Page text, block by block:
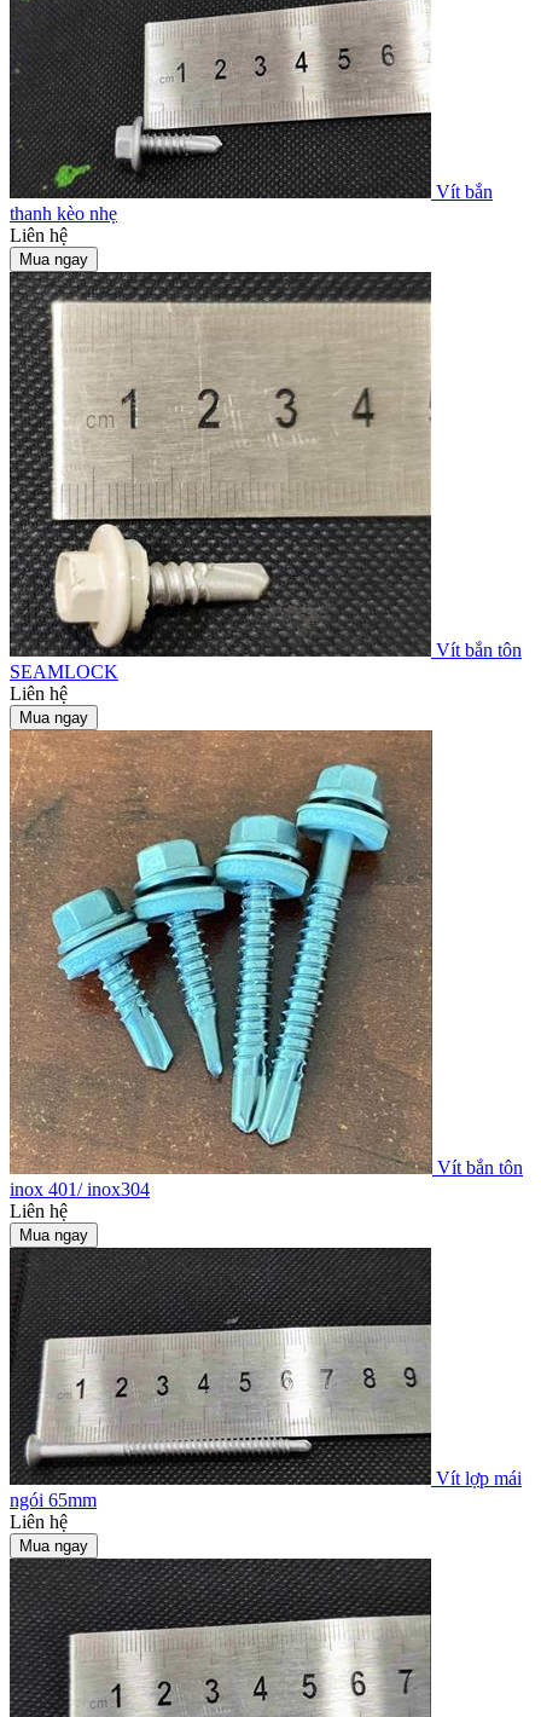
Vít bắn
thanh kèo nhẹ
Liên hệ
Mua ngay
Vít bắn tôn
SEAMLOCK
Liên hệ
Mua ngay
Vít bắn tôn
inox 401/ inox304
Liên hệ
Mua ngay
Vít lợp mái
ngói 65mm
Liên hệ
Mua ngay